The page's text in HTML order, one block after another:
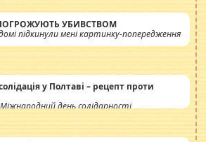
УБИВСТВОМ
підкинули мені картинку-попередження
у Полтаві – рецепт проти
Міжнародний день солідарності